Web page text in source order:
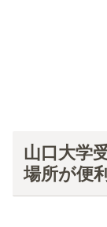
山口大学
場所が便